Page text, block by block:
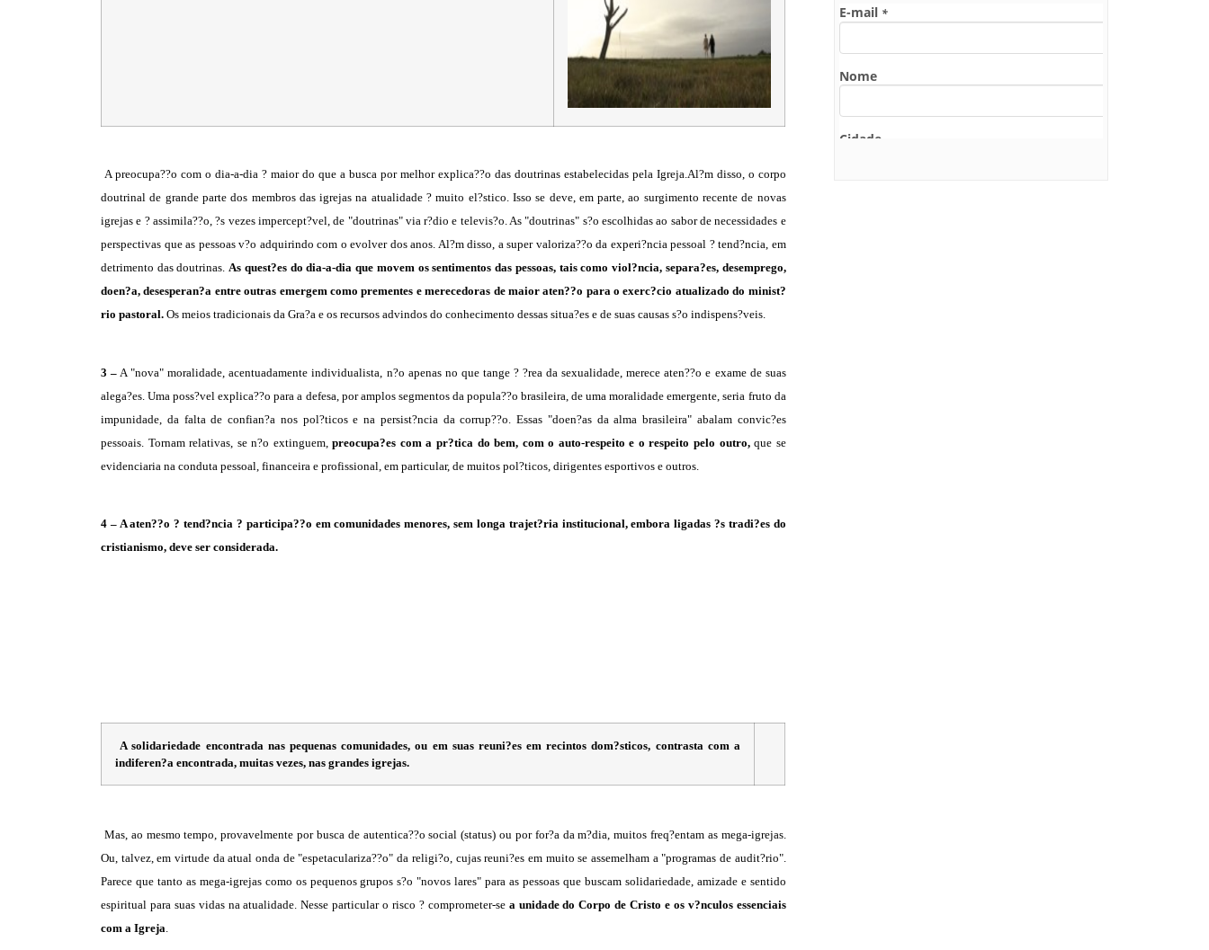
A preocupa??o com o dia-a-dia ? maior do que a busca por melhor explica??o das doutrinas estabelecidas pela Igreja.Al?m disso, o corpo
doutrinal de grande parte dos membros das igrejas na atualidade ? muito el?stico. Isso se deve, em parte, ao surgimento recente de novas
igrejas e ? assimila??o, ?s vezes impercept?vel, de "doutrinas" via r?dio e televis?o. As "doutrinas" s?o escolhidas ao sabor de necessidades e
perspectivas que as pessoas v?o adquirindo com o evolver dos anos. Al?m disso, a super valoriza??o da experi?ncia pessoal ? tend?ncia, em
detrimento das doutrinas.As quest?es do dia-a-dia que movem os sentimentos das pessoas, tais como viol?ncia, separa?es, desemprego,
doen?a, desesperan?a entre outras emergem como prementes e merecedoras de maior aten??o para o exerc?cio atualizado do minist?
rio pastoral. Os meios tradicionais da Gra?a e os recursos advindos do conhecimento dessas situa?es e de suas causas s?o indispens?veis.
3 – A "nova" moralidade, acentuadamente individualista, n?o apenas no que tange ? ?rea da sexualidade, merece aten??o e exame de suas
alega?es. Uma poss?vel explica??o para a defesa, por amplos segmentos da popula??o brasileira, de uma moralidade emergente, seria fruto da
impunidade, da falta de confian?a nos pol?ticos e na persist?ncia da corrup??o. Essas "doen?as da alma brasileira" abalam convic?es
pessoais. Tornam relativas, se n?o extinguem,preocupa?es com a pr?tica do bem, com o auto-respeito e o respeito pelo outro,que se
evidenciaria na conduta pessoal, financeira e profissional, em particular, de muitos pol?ticos, dirigentes esportivos e outros.
4 – A aten??o ? tend?ncia ? participa??o em comunidades menores, sem longa trajet?ria institucional, embora ligadas ?s tradi?es do
cristianismo, deve ser considerada.
A solidariedade encontrada nas pequenas comunidades, ou em suas reuni?es em recintos dom?sticos, contrasta com a
indiferen?a encontrada, muitas vezes, nas grandes igrejas.
Mas, ao mesmo tempo, provavelmente por busca de autentica??o social (status) ou por for?a da m?dia, muitos freq?entam as mega-igrejas.
Ou, talvez, em virtude da atual onda de "espetaculariza??o" da religi?o, cujas reuni?es em muito se assemelham a "programas de audit?rio".
Parece que tanto as mega-igrejas como os pequenos grupos s?o "novos lares" para as pessoas que buscam solidariedade, amizade e sentido
espiritual para suas vidas na atualidade. Nesse particular o risco ? comprometer-se a unidade do Corpo de Cristo e os v?nculos essenciais
com a Igreja